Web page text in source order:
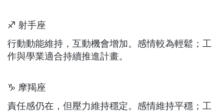
♐ 射手座
行動動能維持，互動機會增加。感情較為輕鬆；工
作與學業適合持續推進計畫。
♑ 摩羯座
責任感仍在，但壓力維持穩定。感情維持平穩；工